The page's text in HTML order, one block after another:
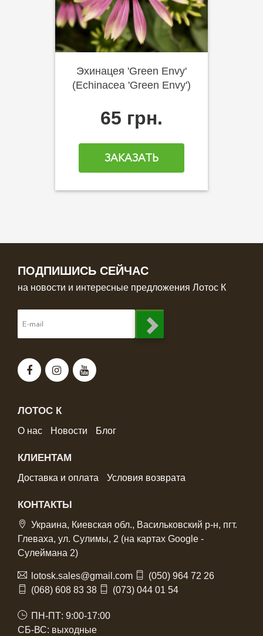
Эхинацея 'Green Envy'
(Echinacea 'Green Envy')
65 грн.
ЗАКАЗАТЬ
ПОДПИШИСЬ СЕЙЧАС
на новости и интересные предложения Лотос К
ЛОТОС К
О нас Новости Блог
КЛИЕНТАМ
Доставка и оплата Условия возврата
КОНТАКТЫ
Украина, Киевская обл., Васильковский р-н, пгт.
Глеваха, ул. Сулимы, 2 (на картах Google -
Сулеймана 2)
lotosk.sales@gmail.com
(050) 964 72 26
(068) 608 83 38
(073) 044 01 54
ПН-ПТ: 9:00-17:00
СБ-ВС: выходные